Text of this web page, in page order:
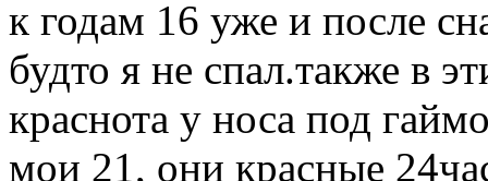
к годам 16 уже и после
будто я не спал.также в
краснота у носа под
мои 21, они красные